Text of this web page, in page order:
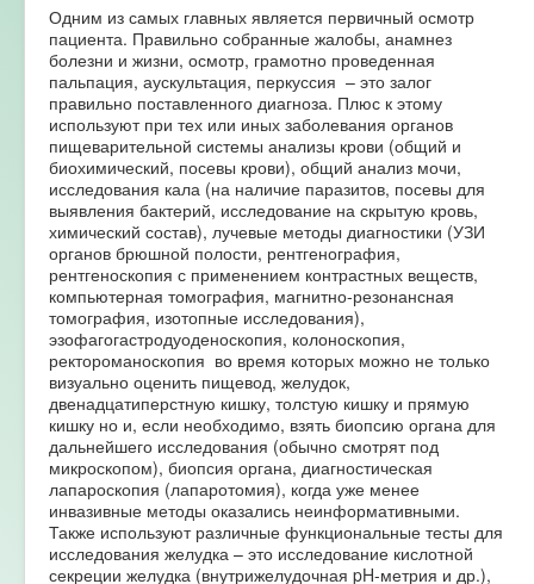
Одним из самых главных является первичный осмотр
пациента. Правильно собранные жалобы, анамнез
болезни и жизни, осмотр, грамотно проведенная
пальпация, аускультация, перкуссия – это залог
правильно поставленного диагноза. Плюс к этому
используют при тех или иных заболевания органов
пищеварительной системы анализы крови (общий и
биохимический, посевы крови), общий анализ мочи,
исследования кала (на наличие паразитов, посевы для
выявления бактерий, исследование на скрытую кровь,
химический состав), лучевые методы диагностики (УЗИ
органов брюшной полости, рентгенография,
рентгеноскопия с применением контрастных веществ,
компьютерная томография, магнитно-резонансная
томография, изотопные исследования),
эзофагогастродуоденоскопия, колоноскопия,
ректороманоскопия во время которых можно не только
визуально оценить пищевод, желудок,
двенадцатиперстную кишку, толстую кишку и прямую
кишку но и, если необходимо, взять биопсию органа для
дальнейшего исследования (обычно смотрят под
микроскопом), биопсия органа, диагностическая
лапароскопия (лапаротомия), когда уже менее
инвазивные методы оказались неинформативными.
Также используют различные функциональные тесты для
исследования желудка – это исследование кислотной
секреции желудка (внутрижелудочная pH-метрия и др.),